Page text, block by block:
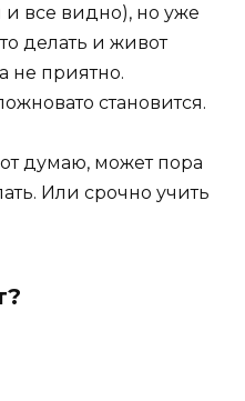
и все видно), но уже
делать и живот
не приятно.
становится.
думаю, может пора
Или срочно учить